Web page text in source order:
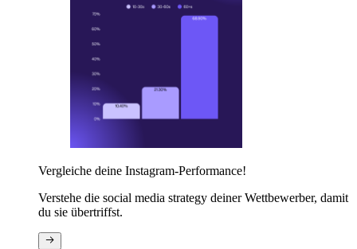
Vergleiche deine Instagram-Performance!
Verstehe die social media strategy deiner Wettbewerber, damit
du sie übertriffst.